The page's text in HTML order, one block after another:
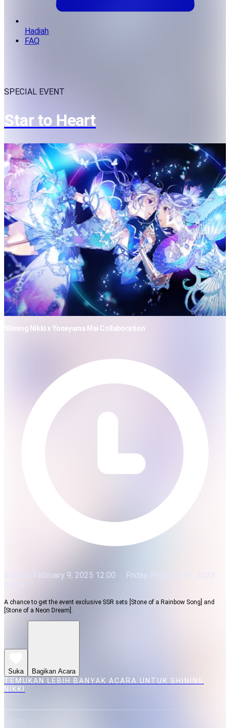
Hadiah
FAQ
SPECIAL EVENT
Star to Heart
Shining Nikki x Yoneyama Mai Collaboration
Sunday, February 9, 2025 12:00
Friday, February 21, 2025
A chance to get the event exclusive SSR sets [Stone of a Rainbow Song] and
[Stone of a Neon Dream].
Suka Bagikan Acara
TEMUKAN LEBIH BANYAK ACARA UNTUK SHINING
NIKKI